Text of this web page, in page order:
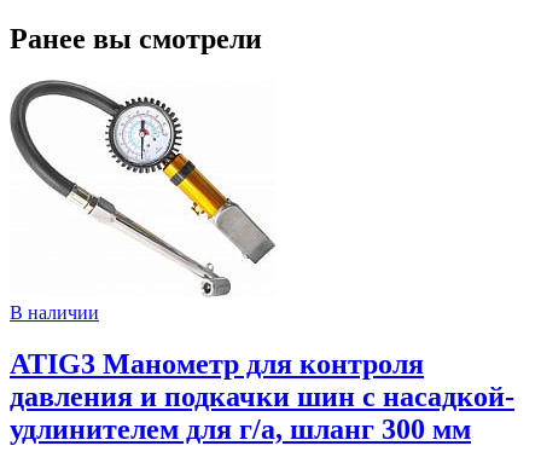
Ранее вы смотрели
В наличии
ATIG3 Манометр для контроля
давления и подкачки шин с насадкой-
удлинителем для г/а, шланг 300 мм